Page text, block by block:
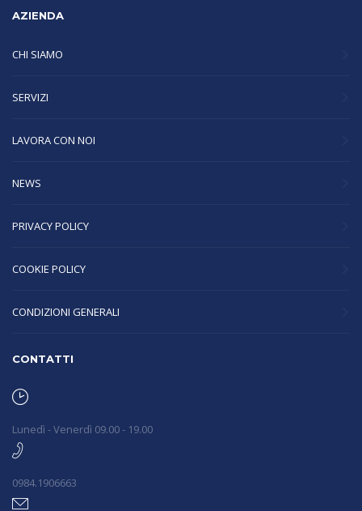
AZIENDA
CHI SIAMO
SERVIZI
LAVORA CON NOI
NEWS
PRIVACY POLICY
COOKIE POLICY
CONDIZIONI GENERALI
CONTATTI
Lunedì - Venerdì 09.00 - 19.00
0984.1906663